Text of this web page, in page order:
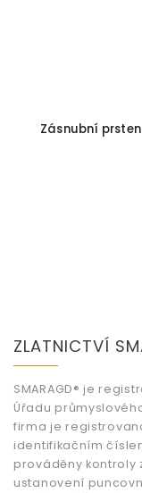
Zásnubní prsten
ZLATNICTVÍ
SMARAGD® je
Úřadu
firma je
identifikačním
prováděny kontroly
ustanovení